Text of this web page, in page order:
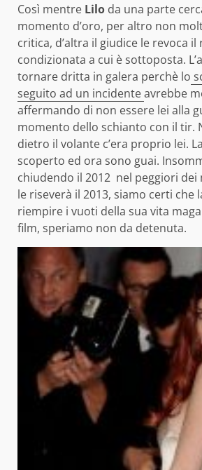
Così mentre Lilo da una parte
momento d’oro, per altro non
critica, d’altra il giudice le revoca
condizionata a cui è sottoposta.
tornare dritta in galera perchè lo
seguito ad un incidenteavrebbe
affermando di non essere lei alla
momento dello schianto con il tir.
dietro il volante c’era proprio lei.
scoperto ed ora sono guai.
chiudendo il 2012 nel peggiori dei
le riseverà il 2013, siamo certi che
riempire i vuoti della sua vita
film, speriamo non da detenuta.